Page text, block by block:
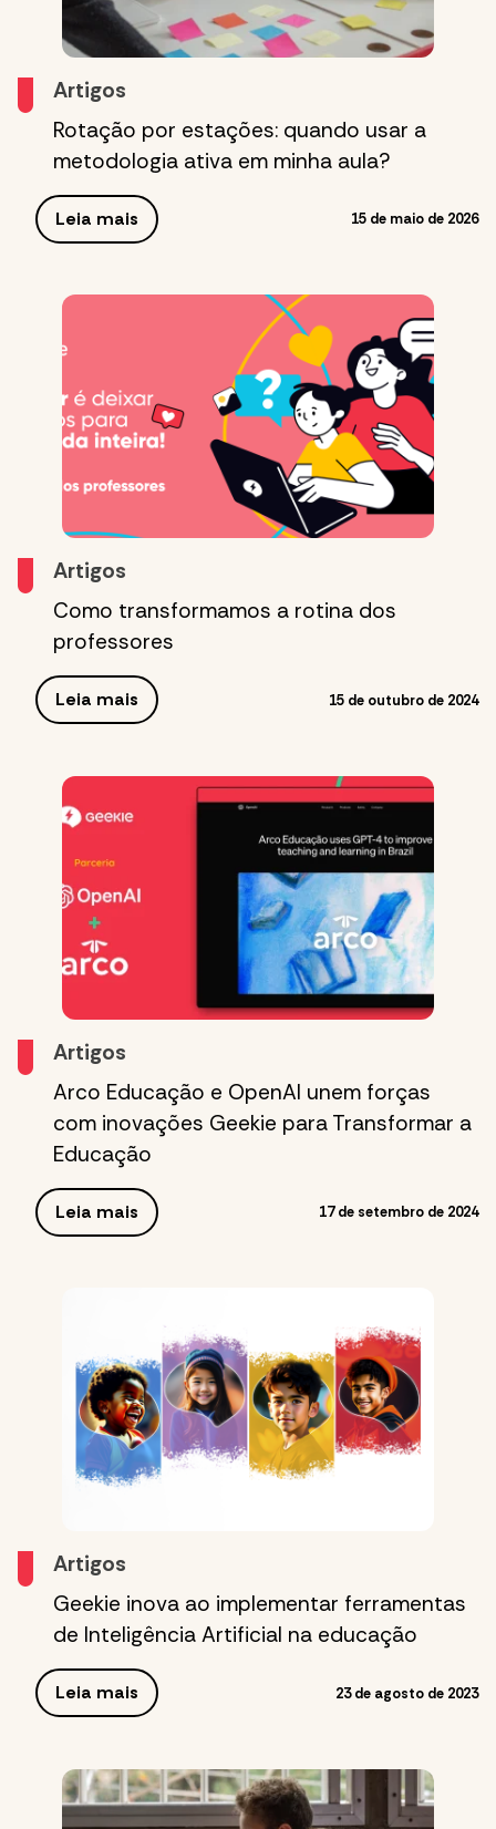
Artigos
Rotação por estações: quando usar a
metodologia ativa em minha aula?
Leia mais 15 de maio de 2026
Artigos
Como transformamos a rotina dos
professores
Leia mais 15 de outubro de 2024
Artigos
Arco Educação e OpenAI unem forças
com inovações Geekie para Transformar a
Educação
Leia mais 17 de setembro de 2024
Artigos
Geekie inova ao implementar ferramentas
de Inteligência Artificial na educação
Leia mais 23 de agosto de 2023